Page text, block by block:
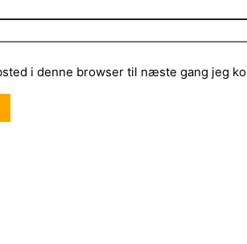
i denne browser til næste gang jeg